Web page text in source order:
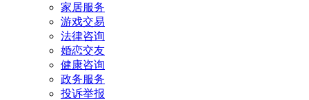
家居服务
游戏交易
法律咨询
婚恋交友
健康咨询
政务服务
投诉举报